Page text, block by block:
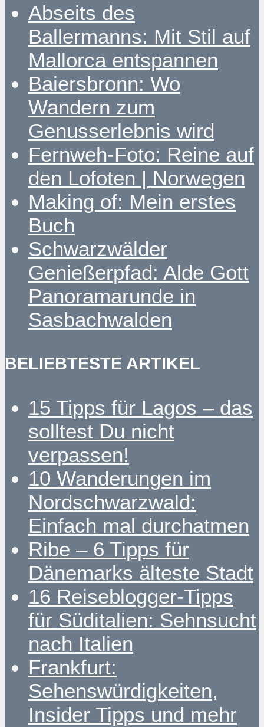
Abseits des
Ballermanns: Mit Stil auf
Mallorca entspannen
Baiersbronn: Wo
Wandern zum
Genusserlebnis wird
Fernweh-Foto: Reine auf
den Lofoten | Norwegen
Making of: Mein erstes
Buch
Schwarzwälder
Genießerpfad: Alde Gott
Panoramarunde in
Sasbachwalden
BELIEBTESTE ARTIKEL
15 Tipps für Lagos – das
solltest Du nicht
verpassen!
10 Wanderungen im
Nordschwarzwald:
Einfach mal durchatmen
Ribe – 6 Tipps für
Dänemarks älteste Stadt
16 Reiseblogger-Tipps
für Süditalien: Sehnsucht
nach Italien
Frankfurt:
Sehenswürdigkeiten,
Insider Tipps und mehr